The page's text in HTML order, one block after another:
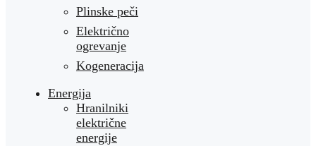
Plinske peči
Električno
ogrevanje
Kogeneracija
Energija
Hranilniki
električne
energije